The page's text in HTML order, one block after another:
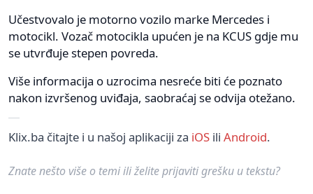
Učestvovalo je motorno vozilo marke Mercedes i
motocikl. Vozač motocikla upućen je na KCUS gdje mu
se utvrđuje stepen povreda.
Više informacija o uzrocima nesreće biti će poznato
nakon izvršenog uviđaja, saobraćaj se odvija otežano.
Klix.ba čitajte i u našoj aplikaciji za iOS ili Android.
Znate nešto više o temi ili želite prijaviti grešku u tekstu?